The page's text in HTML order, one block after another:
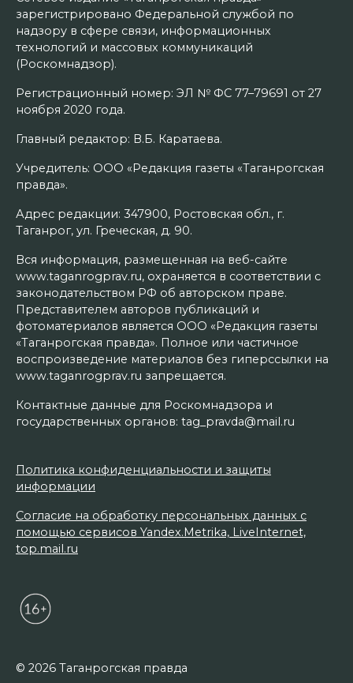
зарегистрировано Федеральной службой по
надзору в сфере связи, информационных
технологий и массовых коммуникаций
(Роскомнадзор).
Регистрационный номер: ЭЛ № ФС 77–79691 от 27
ноября 2020 года.
Главный редактор: В.Б. Каратаева.
Учредитель: ООО «Редакция газеты «Таганрогская
правда».
Адрес редакции: 347900, Ростовская обл., г.
Таганрог, ул. Греческая, д. 90.
Вся информация, размещенная на веб-сайте
www.taganrogprav.ru, охраняется в соответствии с
законодательством РФ об авторском праве.
Представителем авторов публикаций и
фотоматериалов является ООО «Редакция газеты
«Таганрогская правда». Полное или частичное
воспроизведение материалов без гиперссылки на
www.taganrogprav.ru запрещается.
Контактные данные для Роскомнадзора и
государственных органов: tag_pravda@mail.ru
Политика конфиденциальности и защиты
информации
Согласие на обработку персональных данных с
помощью сервисов Yandex.Metrika, LiveInternet,
top.mail.ru
© 2026 Таганрогская правда